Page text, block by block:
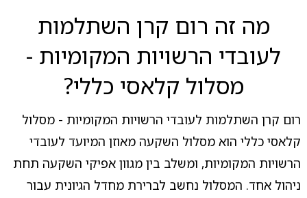
מה זה רום קרן השתלמות
לעובדי הרשויות המקומיות -
מסלול קלאסי כללי?
רום קרן השתלמות לעובדי הרשויות המקומיות - מסלול
קלאסי כללי הוא מסלול השקעה מאוזן המיועד לעובדי
הרשויות המקומיות, ומשלב בין מגוון אפיקי השקעה תחת
ניהול אחד. המסלול נחשב לברירת מחדל הגיונית עבור